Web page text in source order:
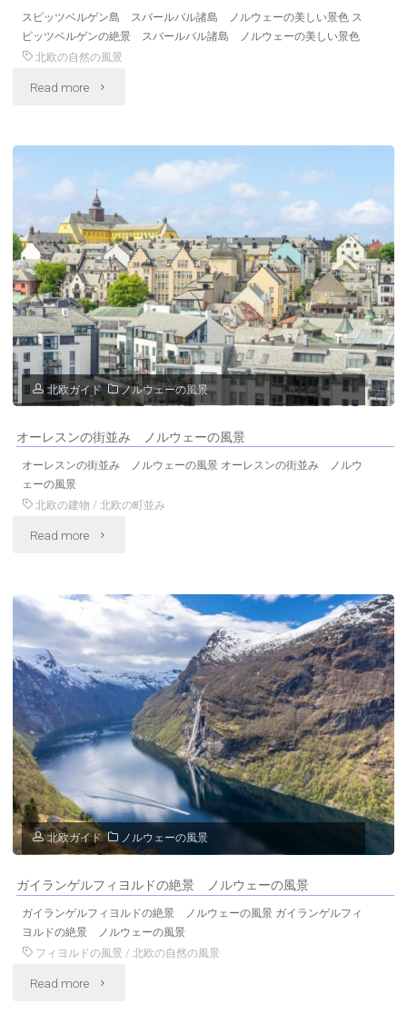
ー
の
風
ス
タ
ド
の
風
景
ノ
ル
ウ
ー
風
スピッツベルゲン島 スバールバル諸島 ノルウェーの美しい景色 ス
ピッツベルゲンの絶景 スバールバル諸島 ノルウェーの美しい景色
北欧の自然の風景
Read more "ス
ツ
ベ
ル
ゲ
ン
の
景
バ
ル
島
ル
ウ
ェ
ー
の
北欧ガイド ノルウェーの風景
オーレスンの街並み ノルウェーの風景
オーレスンの街並み ノルウェーの風景 オーレスンの街並み ノルウ
ェーの風景
北欧の建物 /北欧の町並み
Read more "オ
レ
ス
ン
の
街
み
ル
ウ
北欧ガイド ノルウェーの風景
ガイランゲルフィヨルドの絶景 ノルウェーの風景
ガイランゲルフィヨルドの絶景 ノルウェーの風景 ガイランゲルフィ
ヨルドの絶景 ノルウェーの風景
フィヨルドの風景 /北欧の自然の風景
Read more "ガ